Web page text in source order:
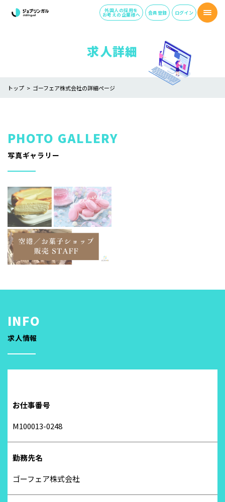
外国人の採用を
お考えの企業様へ 会員登録 ログイン
求人詳細
トップ ゴーフェア株式会社の詳細ページ
写真ギャラリー
求人情報
お仕事番号
M100013-0248
勤務先名
ゴーフェア株式会社